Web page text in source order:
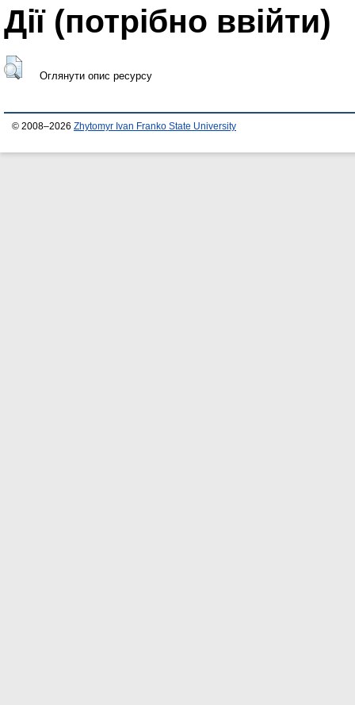
Дії ​​(потрібно ввійти)
Оглянути опис ресурсу
© 2008–2026 Zhytomyr Ivan Franko State University